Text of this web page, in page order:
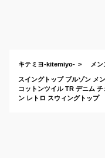
キテミヨ-kitemiyo- メン
スイングトップ ブルゾン メ
コットンツイル TR デニム
ン レトロ スウィングトップ